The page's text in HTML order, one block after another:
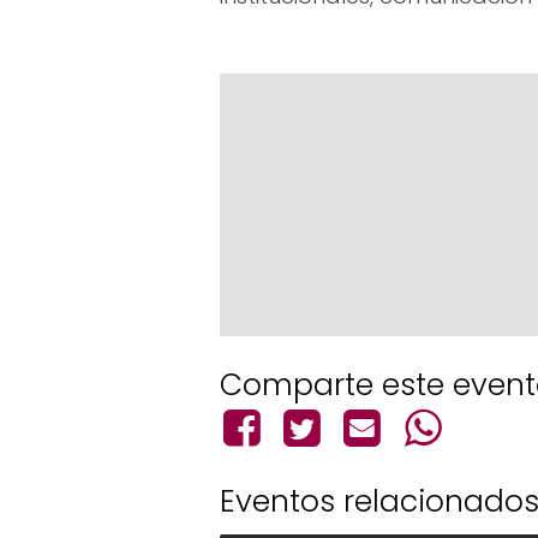
Comparte este
Eventos relacionados